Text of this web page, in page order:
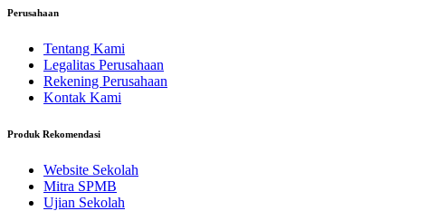
Perusahaan
Tentang Kami
Legalitas Perusahaan
Rekening Perusahaan
Kontak Kami
Produk Rekomendasi
Website Sekolah
Mitra SPMB
Ujian Sekolah